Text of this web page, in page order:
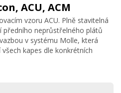
ACU, ACM
vzoru ACU. Plně stavitelná
neprůstřelného plátů
v systému Molle, která
kapes dle konkrétních